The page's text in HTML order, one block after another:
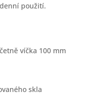
použití.
víčka 100 mm
skla